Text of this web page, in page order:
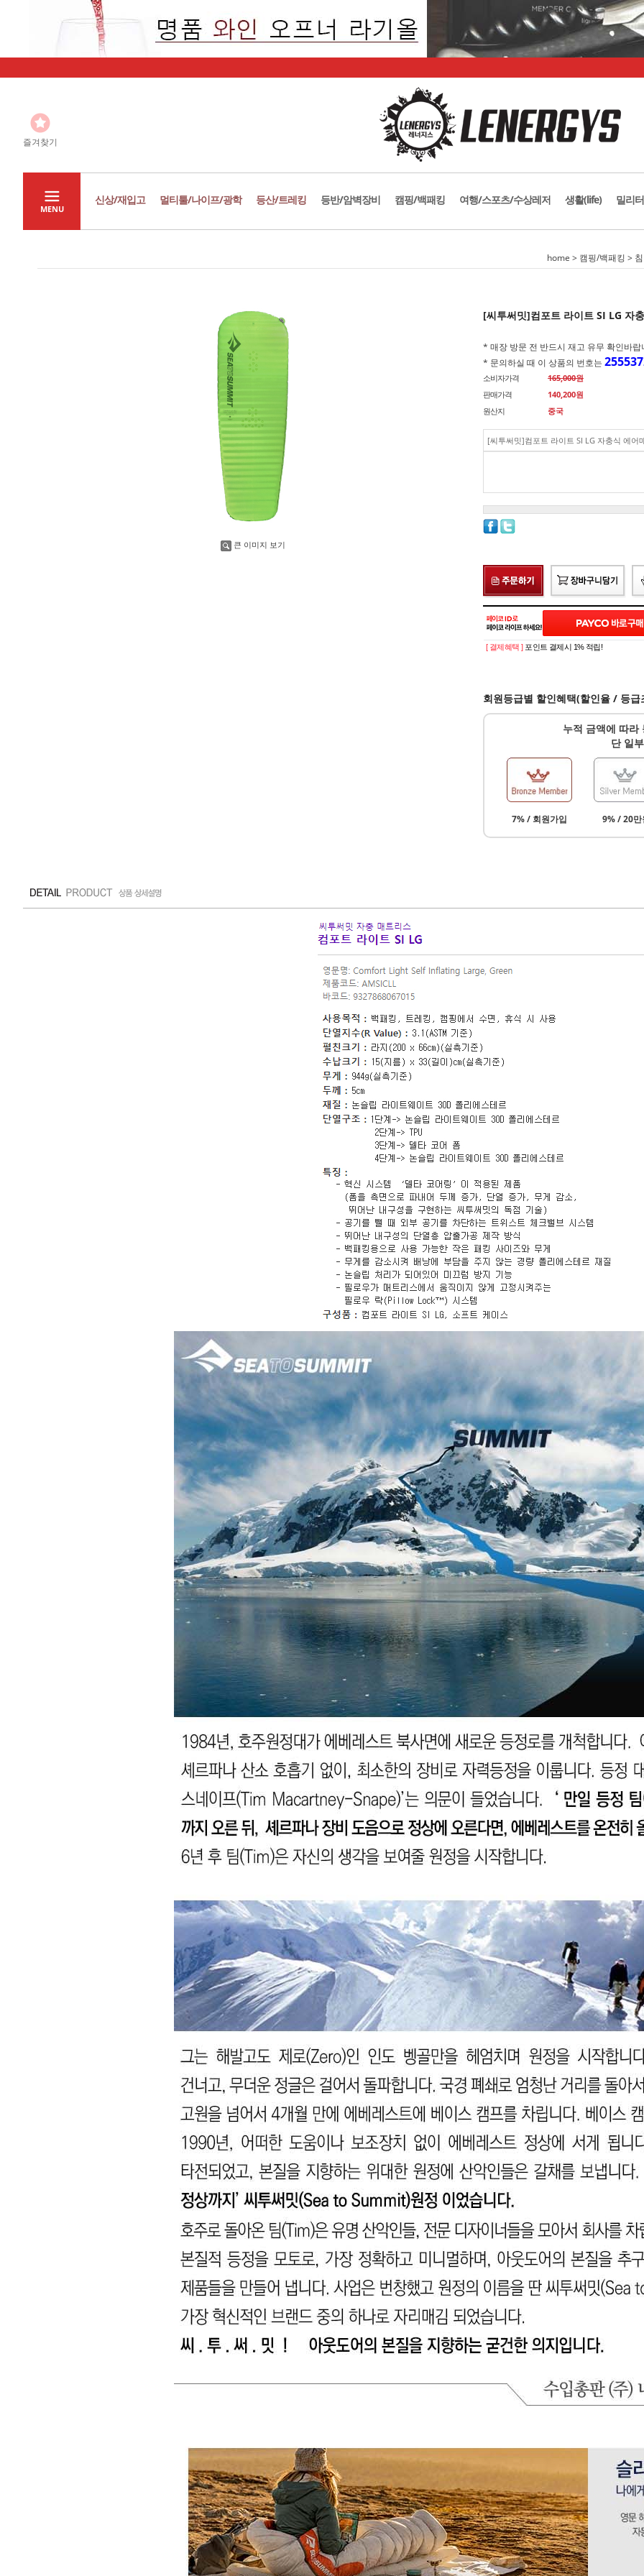
즐겨찾기
MENU
신상/재입고 멀티툴/나이프/광학 등산/트레킹 등반/암벽장비 캠핑/백패킹 여행/스포츠/수상레저 생활(life) 밀리
home > 캠핑/백패킹 >
큰 이미지 보기
[씨투써밋]컴포트 라이트 SI LG 자
* 매장 방문 전 반드시 재고 유무 확인바
* 문의하실 때 이 상품의 번호는
소비자가격
165,000원
판매가격
140,200원
원산지
중국
[씨투써밋]컴포트 라이트 SI LG 자충식 에어
페이코 ID로 페이
[ 결제혜택 ] 포인트 결제시 1% 적립!
회원등급별 할인혜택(할인율 / 등급
누적 금액에 따라
단 일
7% / 회원가입 9% / 20만